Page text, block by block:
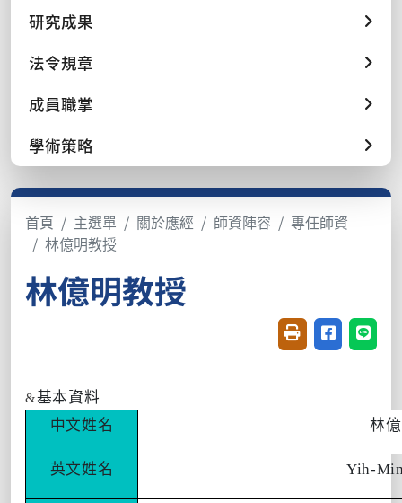
研究成果
法令規章
成員職掌
學術策略
首頁 主選單 關於應經 師資陣容
專任師資
林億明教授
林億明教授
友善列印(開新視
分享至臉書
分享
&基本資料
中文姓名 林
英文姓名 Yih-